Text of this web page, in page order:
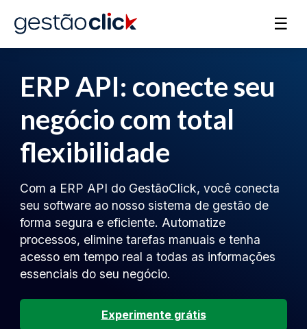
☰
ERP API: conecte seu
negócio com total
flexibilidade
Com a ERP API do GestãoClick, você conecta
seu software ao nosso sistema de gestão de
forma segura e eficiente. Automatize
processos, elimine tarefas manuais e tenha
acesso em tempo real a todas as informações
essenciais do seu negócio.
Experimente grátis